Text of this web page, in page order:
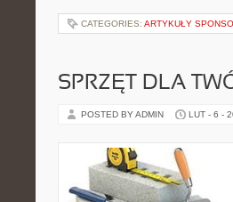
CATEGORIES: ARTYKUŁY
SPRZĘT DLA
POSTED BY ADMIN LUT - 6 -